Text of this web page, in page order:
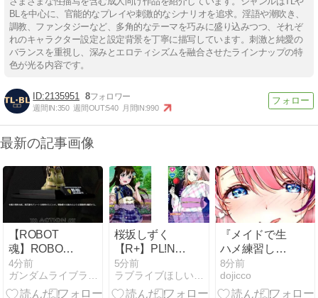
BLを中心に、官能的なプレイや刺激的なシナリオを追求。淫語や潮吹き、
調教、ファンタジーなど、多角的なテーマを巧みに盛り込みつつ、それぞ
れのキャラクター設定と設定背景を丁寧に描写しています。刺激と純愛の
バランスを重視し、深みとエロティシズムを融合させたラインナップの特
色が光る内容です。
2135951 8
週間IN:350 週間OUT:540 月間IN:990
最新の記事画像
【ROBOT
魂】ROBOT
魂 ＜SIDE MS
＞ MS-06J 湿
地帯戦用ザク
4分前
ガンダムライブラリ/Gundam Library
桜坂しずく
【R+】PL!N-
bp7-003-R+
5分前
ラブライブほしいものブログ
『メイドで生
ハメ練習した
らお嬢様を攻
略だ！』ぷら
んぷまん
8分前
dojicco